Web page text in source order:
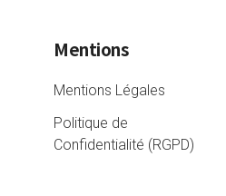
Mentions
Mentions Légales
Politique de
Confidentialité (RGPD)